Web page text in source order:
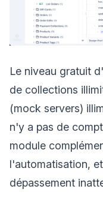
Le niveau gratuit
de collections
(mock servers)
n'y a pas de
module
l'automatisation,
dépassement